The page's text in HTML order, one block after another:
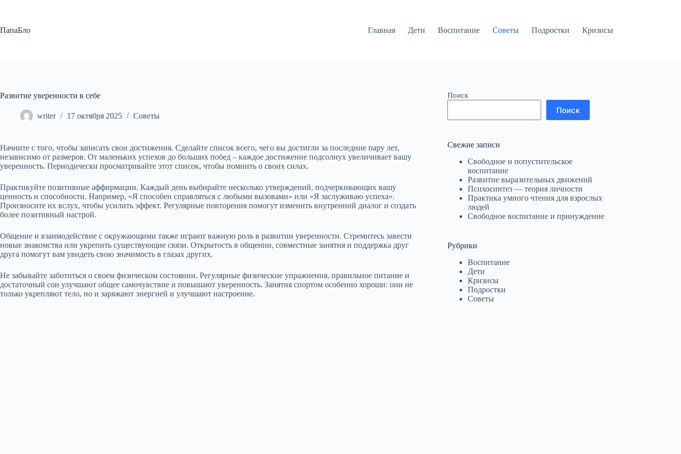
ПапаБло
Главная Дети Воспитание Советы Подростки Кризисы
Развитие уверенности в себе
writer 17 октября 2025 Советы
Начните с того, чтобы записать свои достижения. Сделайте список всего, чего вы достигли за последние пару лет,
независимо от размеров. От маленьких успехов до больших побед – каждое достижение подсолнух увеличивает вашу
уверенность. Периодически просматривайте этот список, чтобы помнить о своих силах.
Практикуйте позитивные аффирмации. Каждый день выбирайте несколько утверждений, подчеркивающих вашу
ценность и способности. Например, «Я способен справляться с любыми вызовами» или «Я заслуживаю успеха».
Произносите их вслух, чтобы усилить эффект. Регулярные повторения помогут изменить внутренний диалог и создать
более позитивный настрой.
Общение и взаимодействие с окружающими также играют важную роль в развитии уверенности. Стремитесь завести
новые знакомства или укрепить существующие связи. Открытость в общении, совместные занятия и поддержка друг
друга помогут вам увидеть свою значимость в глазах других.
Не забывайте заботиться о своем физическом состоянии. Регулярные физические упражнения, правильное питание и
достаточный сон улучшают общее самочувствие и повышают уверенность. Занятия спортом особенно хороши: они не
только укрепляют тело, но и заряжают энергией и улучшают настроение.
Поиск
Поиск
Свежие записи
Свободное и попустительское
воспитание
Развитие выразительных движений
Психосинтез — теория личности
Практика умного чтения для взрослых
людей
Свободное воспитание и принуждение
Рубрики
Воспитание
Дети
Кризисы
Подростки
Советы